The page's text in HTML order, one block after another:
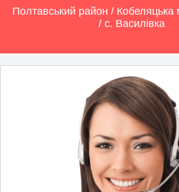
Полтавський район / Кобеляцька
/ с. Василівка